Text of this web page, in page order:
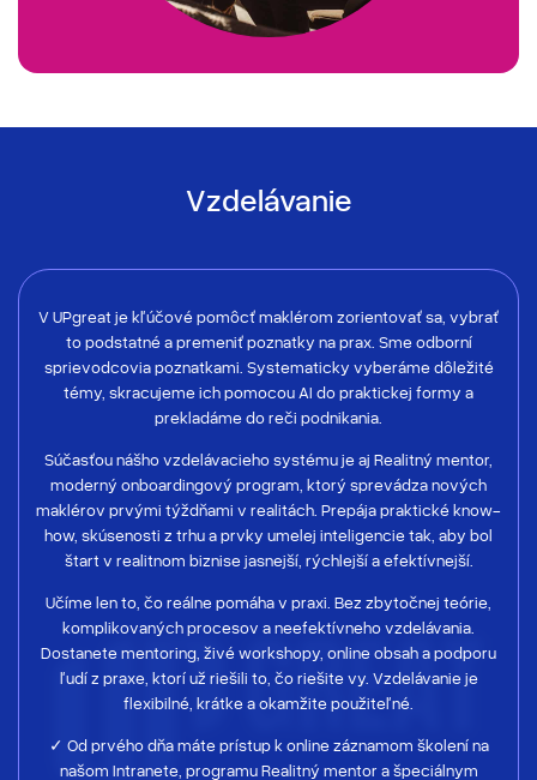
Vzdelávanie
V UPgreat je kľúčové pomôcť maklérom zorientovať sa, vybrať
to podstatné a premeniť poznatky na prax. Sme odborní
sprievodcovia poznatkami. Systematicky vyberáme dôležité
témy, skracujeme ich pomocou AI do praktickej formy a
prekladáme do reči podnikania.
Súčasťou nášho vzdelávacieho systému je aj Realitný mentor,
moderný onboardingový program, ktorý sprevádza nových
maklérov prvými týždňami v realitách. Prepája praktické know-
how, skúsenosti z trhu a prvky umelej inteligencie tak, aby bol
štart v realitnom biznise jasnejší, rýchlejší a efektívnejší.
Učíme len to, čo reálne pomáha v praxi. Bez zbytočnej teórie,
komplikovaných procesov a neefektívneho vzdelávania.
Dostanete mentoring, živé workshopy, online obsah a podporu
ľudí z praxe, ktorí už riešili to, čo riešite vy. Vzdelávanie je
flexibilné, krátke a okamžite použiteľné.
✓ Od prvého dňa máte prístup k online záznamom školení na
našom Intranete, programu Realitný mentor a špeciálnym